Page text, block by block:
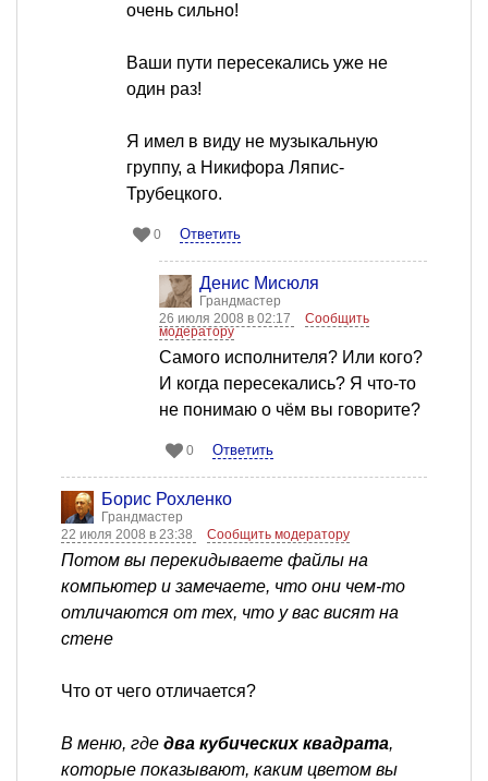
очень сильно!
Ваши пути пересекались уже не
один раз!
Я имел в виду не музыкальную
группу, а Никифора Ляпис-
Трубецкого.
0 Ответить
Денис Мисюля
Грандмастер
26 июля 2008 в 02:17
Сообщить
модератору
Самого исполнителя? Или кого?
И когда пересекались? Я что-то
не понимаю о чём вы говорите?
0 Ответить
Борис Рохленко
Грандмастер
22 июля 2008 в 23:38
Сообщить модератору
Потом вы перекидываете файлы на
компьютер и замечаете, что они чем-то
отличаются от тех, что у вас висят на
стене
Что от чего отличается?
В меню, где два кубических квадрата,
которые показывают, каким цветом вы